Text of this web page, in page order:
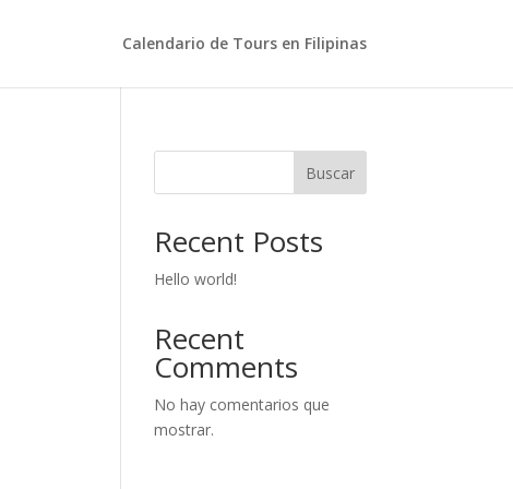
Calendario de Tours en Filipinas
Buscar
Recent Posts
Hello world!
Recent
Comments
No hay comentarios que
mostrar.